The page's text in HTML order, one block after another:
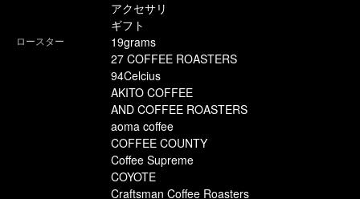
アクセサリ
ギフト
ロースター
19grams
27 COFFEE ROASTERS
94Celcius
AKITO COFFEE
AND COFFEE ROASTERS
aoma coffee
COFFEE COUNTY
Coffee Supreme
COYOTE
Craftsman Coffee Roasters